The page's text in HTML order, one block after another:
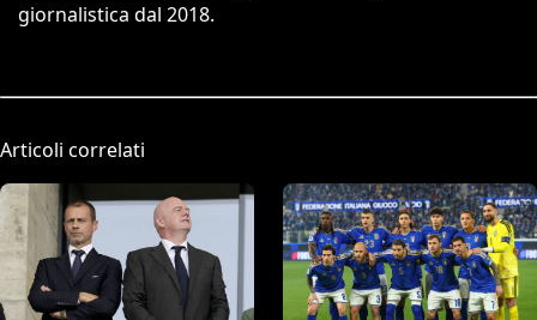
giornalistica dal 2018.
Articoli correlati